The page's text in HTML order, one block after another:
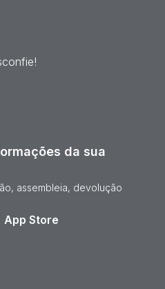
da sua
assembleia, devolução
App Store